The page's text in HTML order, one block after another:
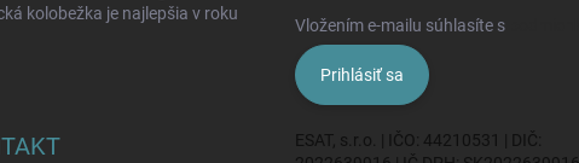
kolobežka je najlepšia v roku
Vložením e-mailu súhlasíte s
Prihlásiť sa
ESAT, s.r.o. | IČO: 44210531 | DIČ: